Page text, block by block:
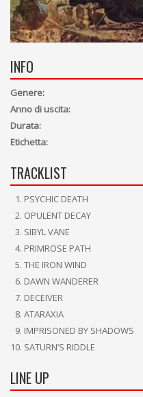
INFO
Genere:
Anno di uscita:
Durata:
Etichetta:
TRACKLIST
PSYCHIC DEATH
OPULENT DECAY
SIBYL VANE
PRIMROSE PATH
THE IRON WIND
DAWN WANDERER
DECEIVER
ATARAXIA
IMPRISONED BY SHADOWS
SATURN’S RIDDLE
LINE UP